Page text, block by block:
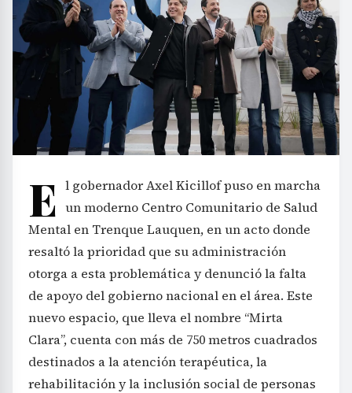
E l gobernador Axel Kicillof puso en marcha
un moderno Centro Comunitario de Salud
Mental en Trenque Lauquen, en un acto donde
resaltó la prioridad que su administración
otorga a esta problemática y denunció la falta
de apoyo del gobierno nacional en el área. Este
nuevo espacio, que lleva el nombre “Mirta
Clara”, cuenta con más de 750 metros cuadrados
destinados a la atención terapéutica, la
rehabilitación y la inclusión social de personas